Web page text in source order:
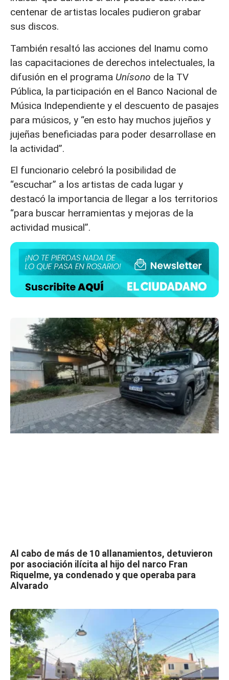
centenar de artistas locales pudieron grabar
sus discos.
También resaltó las acciones del Inamu como
las capacitaciones de derechos intelectuales, la
difusión en el programa Unísono de la TV
Pública, la participación en el Banco Nacional de
Música Independiente y el descuento de pasajes
para músicos, y “en esto hay muchos jujeños y
jujeñas beneficiadas para poder desarrollase en
la actividad”.
El funcionario celebró la posibilidad de
“escuchar” a los artistas de cada lugar y
destacó la importancia de llegar a los territorios
“para buscar herramientas y mejoras de la
actividad musical”.
Al cabo de más de 10 allanamientos, detuvieron
por asociación ilícita al hijo del narco Fran
Riquelme, ya condenado y que operaba para
Alvarado